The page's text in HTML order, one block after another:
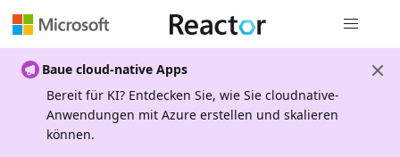
Baue cloud-native Apps
Bereit für KI? Entdecken Sie, wie Sie cloudnative-
Anwendungen mit Azure erstellen und skalieren
können.